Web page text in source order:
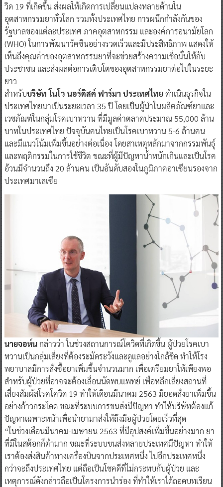
วิด 19 ที่เกิดขึ้น ส่งผลให้เกิดการเปลี่ยนแปลงหลายด้านใน
อุตสาหกรรมยาทั่วโลก รวมทั้งประเทศไทย การผนึกกำลังกันของ
รัฐบาลของแต่ละประเทศ ภาคอุตสาหกรรม และองค์การอนามัยโลก
(WHO) ในการพัฒนาวัคซีนอย่างรวดเร็วและมีประสิทธิภาพ แสดงให้
เห็นถึงคุณค่าของอุตสาหกรรมยาที่จะช่วยสร้างความเชื่อมั่นให้กับ
ประชาชน และส่งผลต่อการเติบโตของอุตสาหกรรมยาต่อไปในระยะ
ยาว
สำหรับบริษัท โนโว นอร์ดิสค์ ฟาร์มา ประเทศไทยดำเนินธุรกิจใน
ประเทศไทยมาเป็นระยะเวลา 35 ปี โดยเป็นผู้นำในผลิตภัณฑ์ยาและ
เวชภัณฑ์ในกลุ่มโรคเบาหวาน ที่มีมูลค่าตลาดประมาณ 55,000 ล้าน
บาทในประเทศไทย ปัจจุบันคนไทยเป็นโรคเบาหวาน 5-6 ล้านคน
และมีแนวโน้มเพิ่มขึ้นอย่างต่อเนื่อง โดยสาเหตุหลักมาจากกรรมพันธุ์
และพฤติกรรมในการใช้ชีวิต ขณะที่ผู้มีปัญหาน้ำหนักเกินและเป็นโรค
อ้วนมีจำนวนถึง 20 ล้านคน เป็นอันดับสองในภูมิภาคอาเซียนรองจาก
ประเทศมาเลเซีย
นายจอห์นกล่าวว่า ในช่วงสถานการณ์โควิดที่เกิดขึ้น ผู้ป่วยโรคเบา
หวานเป็นกลุ่มเสี่ยงที่ต้องระมัดระวังและดูแลอย่างใกล้ชิด ทำให้โรง
พยาบาลมีการสั่งซื้อยาเพิ่มขึ้นจำนวนมาก เพื่อเตรียมยาให้เพียงพอ
สำหรับผู้ป่วยที่อาจจะต้องเลื่อนนัดพบแพทย์ เพื่อหลีกเลี่ยงสถานที่
เสี่ยงสัมผัสโรคโควิด 19 ทำให้เดือนมีนาคม 2563 มียอดสั่งยาเพิ่มขึ้น
อย่างก้าวกระโดด ขณะที่ระบบการขนส่งมีปัญหา ทำให้บริษัทต้องแก้
ปัญหาเฉพาะหน้าเพื่อนำยามาส่งให้ถึงมือผู้ป่วยโดยเร็วที่สุด
“ในช่วงเดือนมีนาคม-เมษายน 2563 ที่มีอุปสงค์เพิ่มขึ้นอย่างมาก ยา
ที่มีในสต๊อกก็ต่ำมาก ขณะที่ระบบขนส่งหลายประเทศมีปัญหา ทำให้
เราต้องส่งสินค้าทางเครื่องบินจากประเทศหนึ่ง ไปอีกประเทศหนึ่ง
กว่าจะถึงประเทศไทย แต่ถือเป็นโชคดีที่ไม่กระทบกับผู้ป่วย และ
เหตุการณ์ดังกล่าวถือเป็นโครงการนำร่อง ที่ทำให้เราได้ถอดบทเรียน